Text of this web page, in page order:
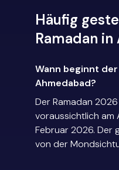
Häufig
Ramadan
Wann beginnt
Ahmedabad?
Der Ramadan
voraussichtlich am
Februar 2026. Der
von der